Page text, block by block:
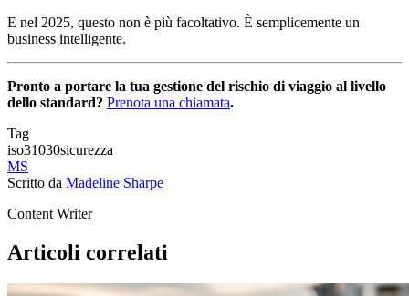
E nel 2025, questo non è più facoltativo. È semplicemente un
business intelligente.
Pronto a portare la tua gestione del rischio di viaggio al livello
dello standard? Prenota una chiamata.
Tag
iso31030sicurezza
MS
Scritto da Madeline Sharpe
Content Writer
Articoli correlati